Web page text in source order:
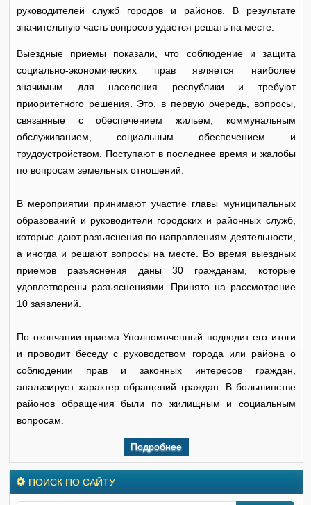
руководителей служб городов и районов. В результате
значительную часть вопросов удается решать на месте.
Выездные приемы показали, что соблюдение и защита
социально-экономических прав является наиболее
значимым для населения республики и требуют
приоритетного решения. Это, в первую очередь, вопросы,
связанные с обеспечением жильем, коммунальным
обслуживанием, социальным обеспечением и
трудоустройством. Поступают в последнее время и жалобы
по вопросам земельных отношений.
В мероприятии принимают участие главы муниципальных
образований и руководители городских и районных служб,
которые дают разъяснения по направлениям деятельности,
а иногда и решают вопросы на месте. Во время выездных
приемов разъяснения даны 30 гражданам, которые
удовлетворены разъяснениями. Принято на рассмотрение
10 заявлений.
По окончании приема Уполномоченный подводит его итоги
и проводит беседу с руководством города или района о
соблюдении прав и законных интересов граждан,
анализирует характер обращений граждан. В большинстве
районов обращения были по жилищным и социальным
вопросам.
Подробнее
ПОИСК ПО САЙТУ